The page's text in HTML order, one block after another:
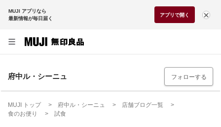
MUJI アプリなら
最新情報が毎日届く
アプリで開く
府中ル・シーニュ フォローする
MUJI トップ 府中ル・シーニュ
店舗ブログ一覧
食のお便り
試食